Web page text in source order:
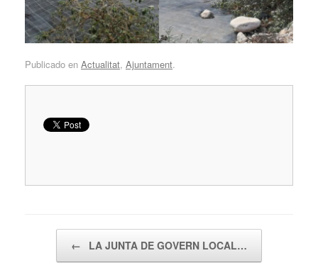
Publicado en Actualitat, Ajuntament.
← LA JUNTA DE GOVERN LOCAL…